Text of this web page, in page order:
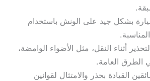
بشكل جيد على الونش باستخدام
أثناء النقل، مثل الأضواء الوامضة،
الطرق العامة.
القيادة بحذر والامتثال لقوانين